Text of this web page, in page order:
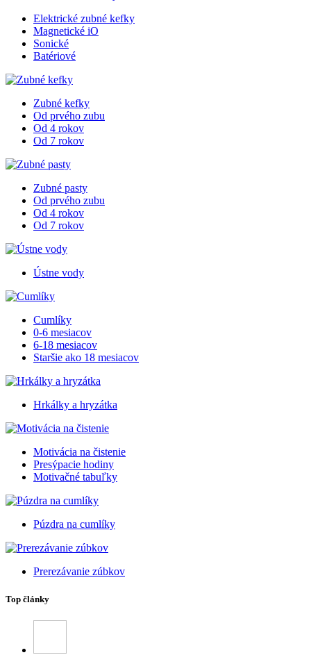
Elektrické zubné kefky
Magnetické iO
Sonické
Batériové
Zubné kefky
Od prvého zubu
Od 4 rokov
Od 7 rokov
Zubné pasty
Od prvého zubu
Od 4 rokov
Od 7 rokov
Ústne vody
Cumlíky
0-6 mesiacov
6-18 mesiacov
Staršie ako 18 mesiacov
Hrkálky a hryzátka
Motivácia na čistenie
Presýpacie hodiny
Motivačné tabuľky
Púzdra na cumlíky
Prerezávanie zúbkov
Top články